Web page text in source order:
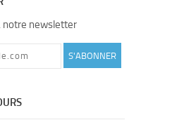
notre newsletter
S'ABONNER